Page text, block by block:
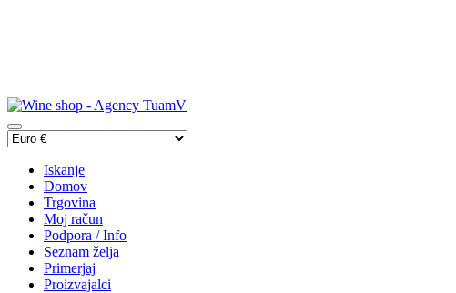
Iskanje
Domov
Trgovina
Moj račun
Podpora / Info
Seznam želja
Primerjaj
Proizvajalci